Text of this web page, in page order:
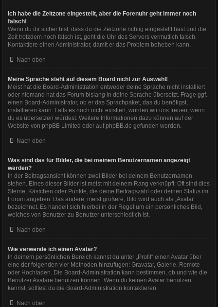
Ich habe die Zeitzone eingestellt, aber die Forenuhr geht immer noch
falsch!
Wenn du dir sicher bist, dass du die Zeitzone richtig eingestellt hast und die
Zeit trotzdem noch falsch ist, geht die Uhr des Servers vermutlich falsch.
Kontaktiere einen Administrator, damit er das Problem beheben kann.
Nach oben
Meine Sprache steht auf diesem Board nicht zur Auswahl!
Meist hat die Board-Administration entweder deine Sprache nicht installiert
oder niemand hat das Forum bislang in deine Sprache übersetzt. Frage ggf.
einen Board-Administrator, ob er das Sprachpaket, das du benötigst,
installieren kann. Falls es noch nicht existiert, würden wir uns freuen, wenn
du es übersetzen würdest. Weitere Informationen dazu können auf der
Website von phpBB Limited oder auf phpBB.de gefunden werden.
Nach oben
Was sind das für Bilder, die bei meinem Benutzernamen angezeigt
werden?
In der Beitragsansicht können zwei Bilder bei deinem Benutzernamen
stehen. Eines dieser Bilder ist meist mit deinem Rang verknüpft: Oft sind dies
Sterne, Kästchen oder Punkte, die deine Beitragszahl oder deinen Status im
Forum angeben. Das andere, meist größere, Bild wird auch als „Avatar“
bezeichnet. Es handelt sich hierbei in der Regel um ein persönliches Bild,
welches von Benutzer zu Benutzer unterschiedlich ist.
Nach oben
Wie verwende ich einen Avatar?
In deinem persönlichen Bereich kannst du unter „Profil“ einen Avatar über
eine der folgenden vier Methoden hinzufügen: Gravatar, Galerie, Remote
oder Hochladen. Die Board-Administration kann bestimmen, ob und wie die
Benutzer Avatare benutzen können. Wenn du keinen Avatar benutzen
kannst, solltest du die Board-Administration kontaktieren.
Nach oben